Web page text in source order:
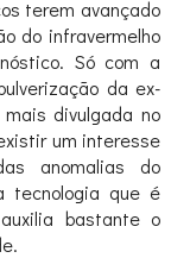
terem avançado
do infravermelho
Só com a
da ex-
divulgada no
um interesse
anomalias do
tecnologia que é
bastante o